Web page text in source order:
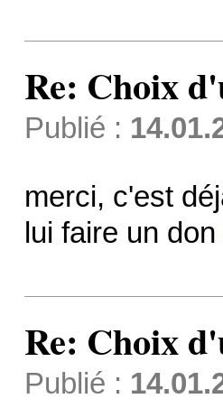
Re: Choix
Publié :
merci, c'est
lui faire un don
Re: Choix
Publié :